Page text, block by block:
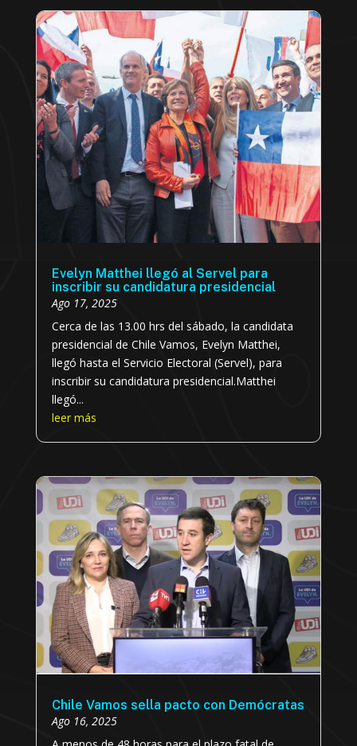
Evelyn Matthei llegó al Servel para
inscribir su candidatura presidencial
Ago 17, 2025
Cerca de las 13.00 hrs del sábado, la candidata
presidencial de Chile Vamos, Evelyn Matthei,
llegó hasta el Servicio Electoral (Servel), para
inscribir su candidatura presidencial.Matthei
llegó...
leer más
Chile Vamos sella pacto con Demócratas
Ago 16, 2025